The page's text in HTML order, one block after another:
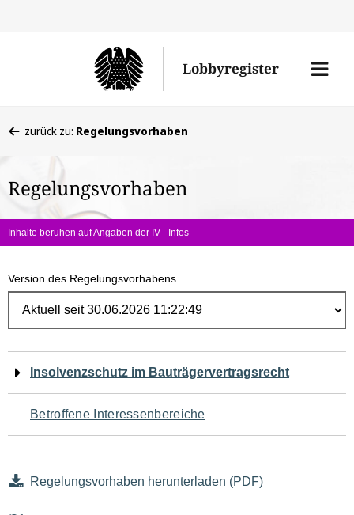
Lobbyregister
Menü
befinden
hier:
zurück zu: Regelungsvorhaben
Regelungsvorhaben
Inhalte beruhen auf Angaben der IV - Infos
Version des Regelungsvorhabens
Navigation
für
den
Seiteninhalt
Insolvenzschutz im Bauträgervertragsrecht
Betroffene Interessenbereiche
Regelungsvorhaben herunterladen (PDF)